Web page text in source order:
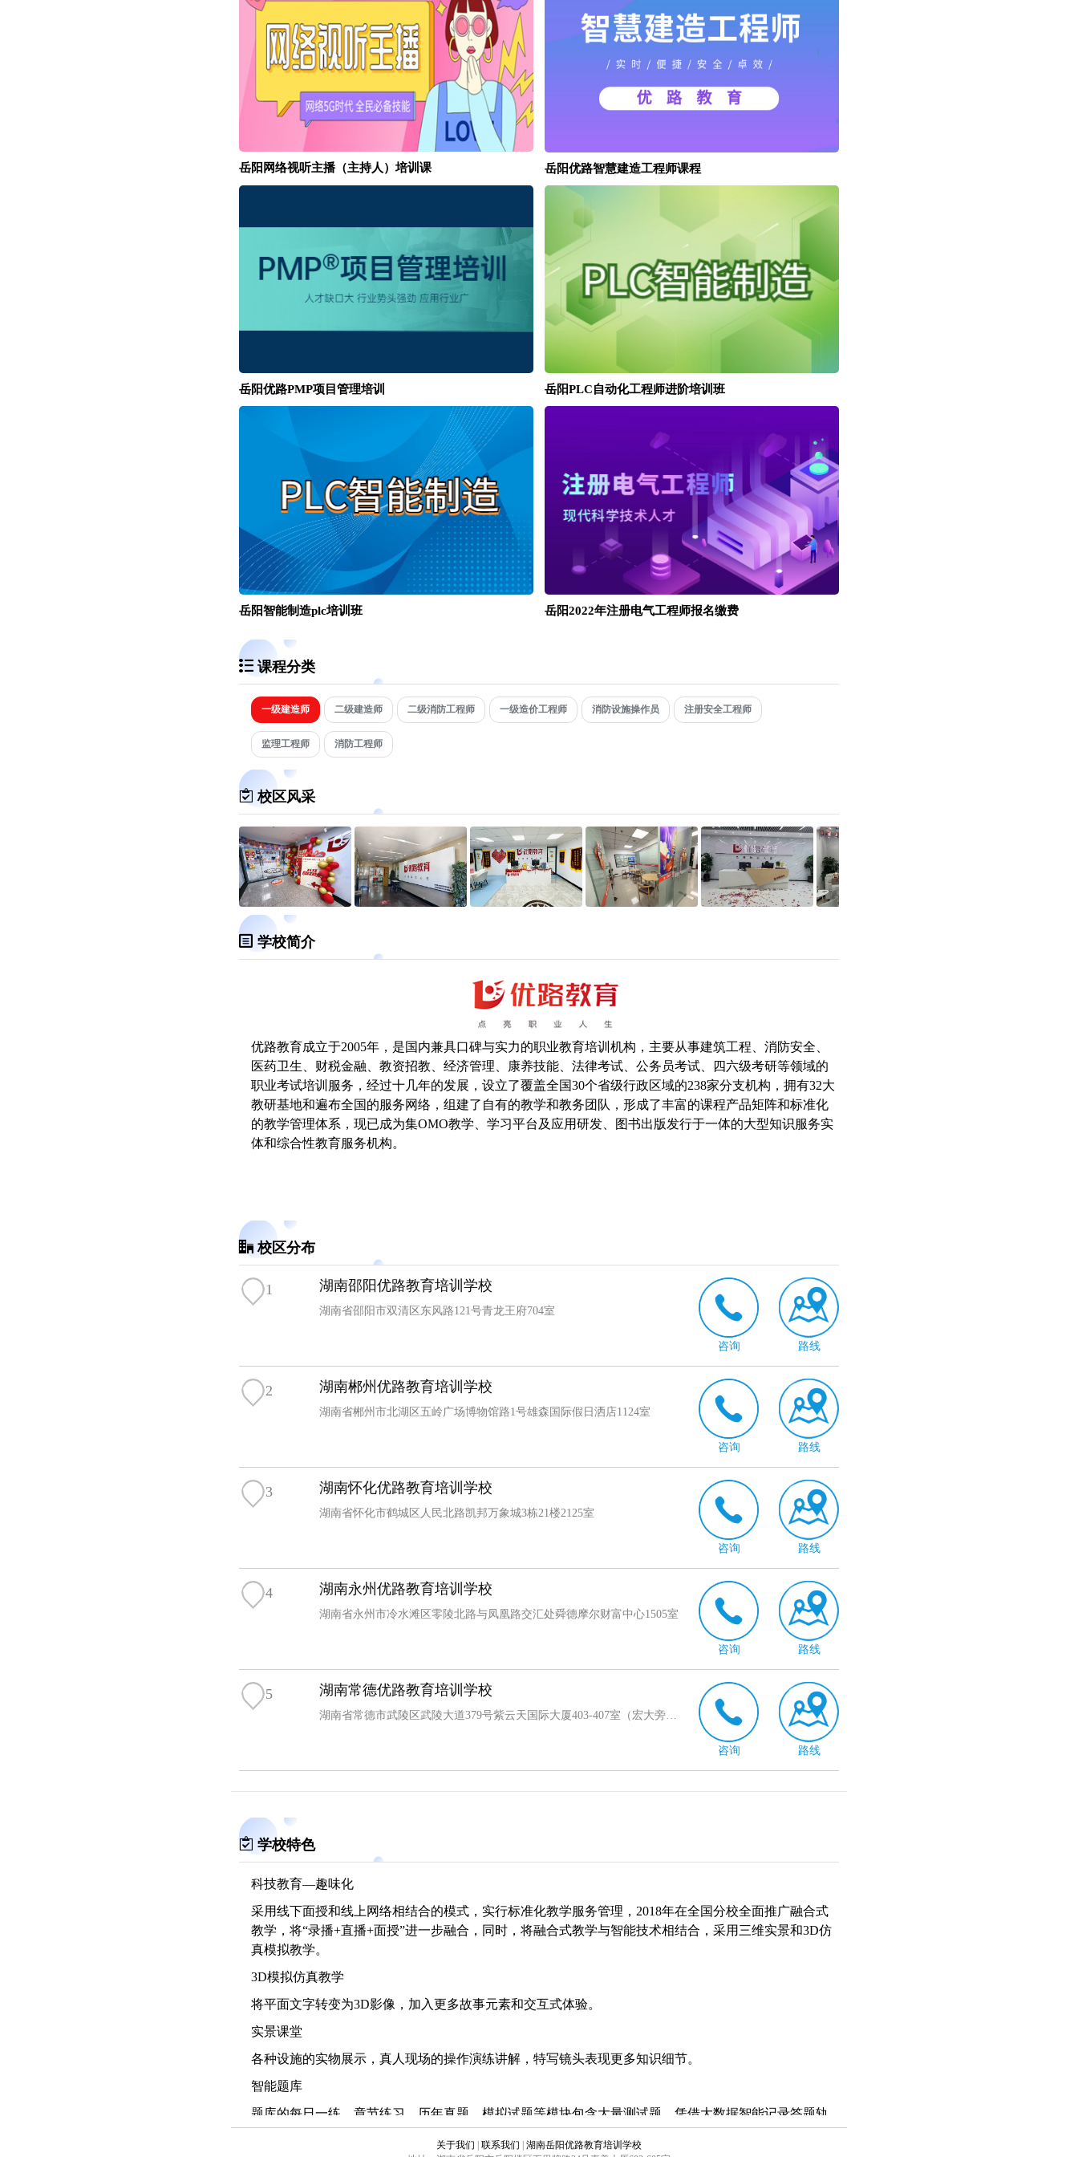
岳阳网络视听主播（主持人）培训课 岳阳优路智慧建造工程师课程
岳阳优路PMP项目管理培训 岳阳PLC自动化工程师进阶培训班
岳阳智能制造plc培训班 岳阳2022年注册电气工程师报名缴费
课程分类
一级建造师 二级建造师 二级消防工程师 一级造价工程师 消防设施操作员 注册安全工程师
监理工程师 消防工程师
校区风采
学校简介
优路教育成立于2005年，是国内兼具口碑与实力的职业教育培训机构，主要从事建筑工程、消防安全、
医药卫生、财税金融、教资招教、经济管理、康养技能、法律考试、公务员考试、四六级考研等领域的
职业考试培训服务，经过十几年的发展，设立了覆盖全国30个省级行政区域的238家分支机构，拥有32大
教研基地和遍布全国的服务网络，组建了自有的教学和教务团队，形成了丰富的课程产品矩阵和标准化
的教学管理体系，现已成为集OMO教学、学习平台及应用研发、图书出版发行于一体的大型知识服务实
体和综合性教育服务机构。
校区分布
1 湖南邵阳优路教育培训学校
湖南省邵阳市双清区东风路121号青龙王府704室
咨询 路线
2 湖南郴州优路教育培训学校
湖南省郴州市北湖区五岭广场博物馆路1号雄森国际假日洒店1124室
咨询 路线
3 湖南怀化优路教育培训学校
湖南省怀化市鹤城区人民北路凯邦万象城3栋21楼2125室
咨询 路线
4 湖南永州优路教育培训学校
湖南省永州市冷水滩区零陵北路与凤凰路交汇处舜德摩尔财富中心1505室
咨询 路线
5 湖南常德优路教育培训学校
湖南省常德市武陵区武陵大道379号紫云天国际大厦403-407室（宏大旁边）
咨询 路线
学校特色
科技教育—趣味化
采用线下面授和线上网络相结合的模式，实行标准化教学服务管理，2018年在全国分校全面推广融合式
教学，将“录播+直播+面授”进一步融合，同时，将融合式教学与智能技术相结合，采用三维实景和3D仿
真模拟教学。
3D模拟仿真教学
将平面文字转变为3D影像，加入更多故事元素和交互式体验。
实景课堂
各种设施的实物展示，真人现场的操作演练讲解，特写镜头表现更多知识细节。
智能题库
题库的每日一练、章节练习、历年真题、模拟试题等模块包含大量测试题，凭借大数据智能记录答题轨
迹，收集错题，检索知识点，依据学员做题记录自动生成测评报告。
关于我们 联系我们
湖南岳阳优路教育培训学校